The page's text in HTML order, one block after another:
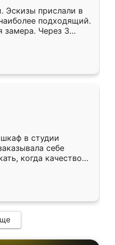
Эскизы прислали в
подходящий.
замера. Через 3
готова. Остались
Ренессанс
работу!
в студии
себе
когда качеством
кухня уже почти